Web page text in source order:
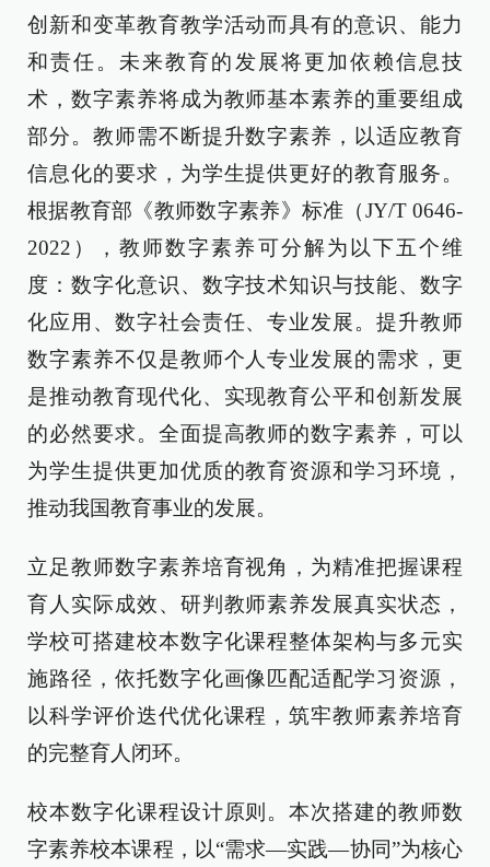
创新和变革教育教学活动而具有的意识、能力
和责任。未来教育的发展将更加依赖信息技
术，数字素养将成为教师基本素养的重要组成
部分。教师需不断提升数字素养，以适应教育
信息化的要求，为学生提供更好的教育服务。
根据教育部《教师数字素养》标准（JY/T 0646-
2022），教师数字素养可分解为以下五个维
度：数字化意识、数字技术知识与技能、数字
化应用、数字社会责任、专业发展。提升教师
数字素养不仅是教师个人专业发展的需求，更
是推动教育现代化、实现教育公平和创新发展
的必然要求。全面提高教师的数字素养，可以
为学生提供更加优质的教育资源和学习环境，
推动我国教育事业的发展。
立足教师数字素养培育视角，为精准把握课程
育人实际成效、研判教师素养发展真实状态，
学校可搭建校本数字化课程整体架构与多元实
施路径，依托数字化画像匹配适配学习资源，
以科学评价迭代优化课程，筑牢教师素养培育
的完整育人闭环。
校本数字化课程设计原则。本次搭建的教师数
字素养校本课程，以“需求—实践—协同”为核心